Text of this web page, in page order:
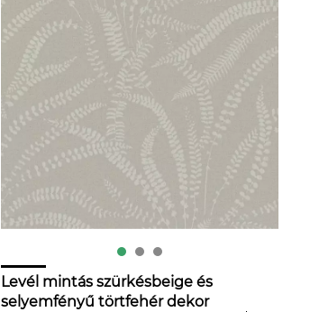
Levél mintás szürkésbeige és
selyemfényű törtfehér dekor